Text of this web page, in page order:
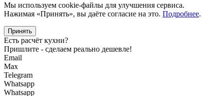
Мы используем cookie-файлы для улучшения сервиса.
Нажимая «Принять», вы даёте согласие на это. Подробнее.
Принять
Есть расчёт кухни?
Пришлите - сделаем реально дешевле!
Email
Max
Telegram
Whatsapp
Whatsapp